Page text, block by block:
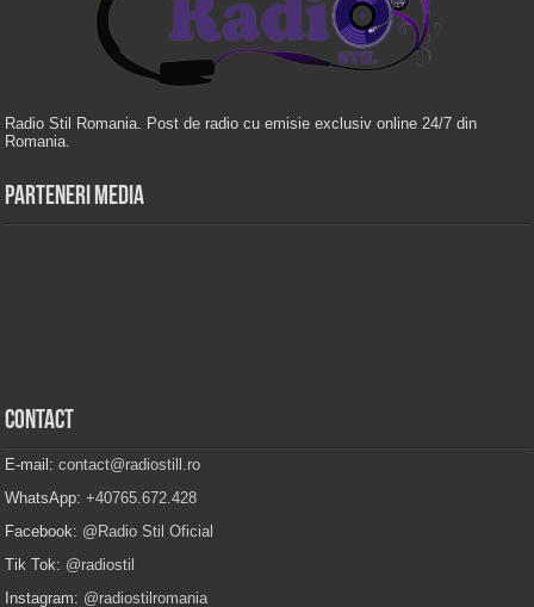
Radio Stil Romania. Post de radio cu emisie exclusiv online 24/7 din
Romania.
Parteneri Media
Contact
E-mail:contact@radiostill.ro
WhatsApp:+40765.672.428
Facebook: @Radio Stil Oficial
Tik Tok: @radiostil
Instagram: @radiostilromania